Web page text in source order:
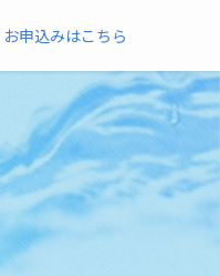
お申込みはこちら